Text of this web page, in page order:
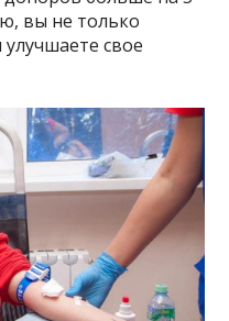
вы не только
свое